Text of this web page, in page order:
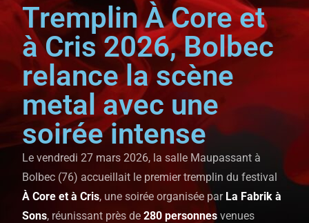
Tremplin À Core et
à Cris 2026, Bolbec
relance la scène
metal avec une
soirée intense
Le vendredi 27 mars 2026, la salle Maupassant à
Bolbec (76) accueillait le premier tremplin du festival
À Core et à Cris, une soirée organisée par La Fabrik à
Sons, réunissant près de280 personnes venues